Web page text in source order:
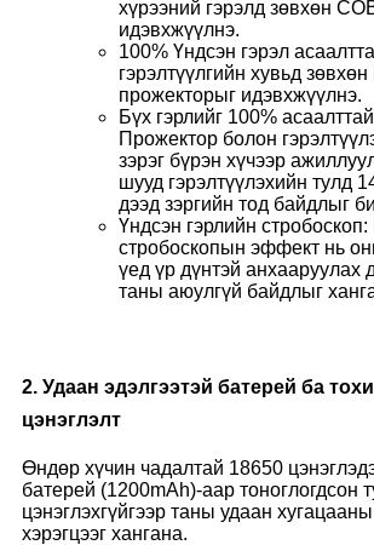
хүрээний гэрэлд зөвхөн
идэвхжүүлнэ.
100% Үндсэн гэрэл
гэрэлтүүлгийн хувьд
прожекторыг идэвхжүүлнэ.
Бүх гэрлийг 100%
Прожектор болон
зэрэг бүрэн хүчээр
шууд гэрэлтүүлэхийн тулд
дээд зэргийн тод байдлыг
Үндсэн гэрлийн стробоскоп:
стробоскопын эффект нь
үед үр дүнтэй анхааруулах
таны аюулгүй байдлыг
2. Удаан эдэлгээтэй батерей ба
цэнэглэлт
Өндөр хүчин чадалтай 18650
батерей (1200mAh)-аар тоноглогдсон
цэнэглэхгүйгээр таны удаан
хэрэгцээг хангана.